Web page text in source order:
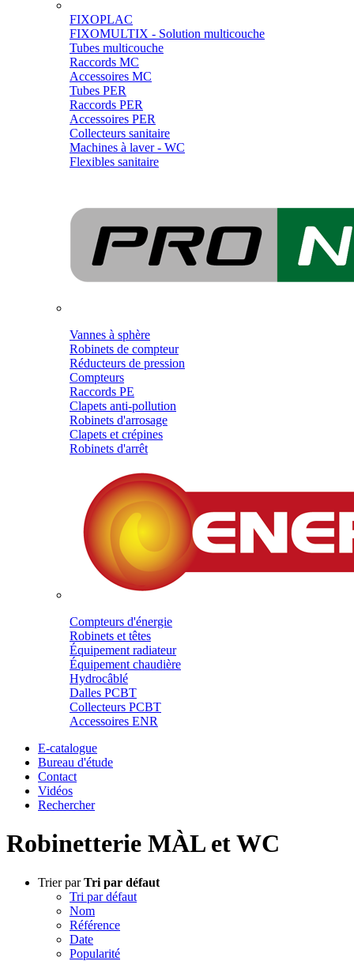
FIXOPLAC
FIXOMULTIX - Solution multicouche
Tubes multicouche
Raccords MC
Accessoires MC
Tubes PER
Raccords PER
Accessoires PER
Collecteurs sanitaire
Machines à laver - WC
Flexibles sanitaire
Vannes à sphère
Robinets de compteur
Réducteurs de pression
Compteurs
Raccords PE
Clapets anti-pollution
Robinets d'arrosage
Clapets et crépines
Robinets d'arrêt
Compteurs d'énergie
Robinets et têtes
Équipement radiateur
Équipement chaudière
Hydrocâblé
Dalles PCBT
Collecteurs PCBT
Accessoires ENR
E-catalogue
Bureau d'étude
Contact
Vidéos
Rechercher
Robinetterie MÀL et WC
Trier parTri par défaut
Tri par défaut
Nom
Référence
Date
Popularité